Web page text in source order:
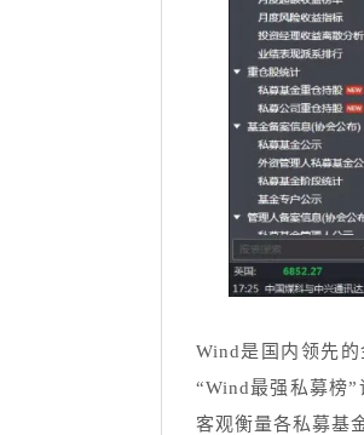
Wind是国内领先
“Wind最强私募榜
客观衡量各私募基